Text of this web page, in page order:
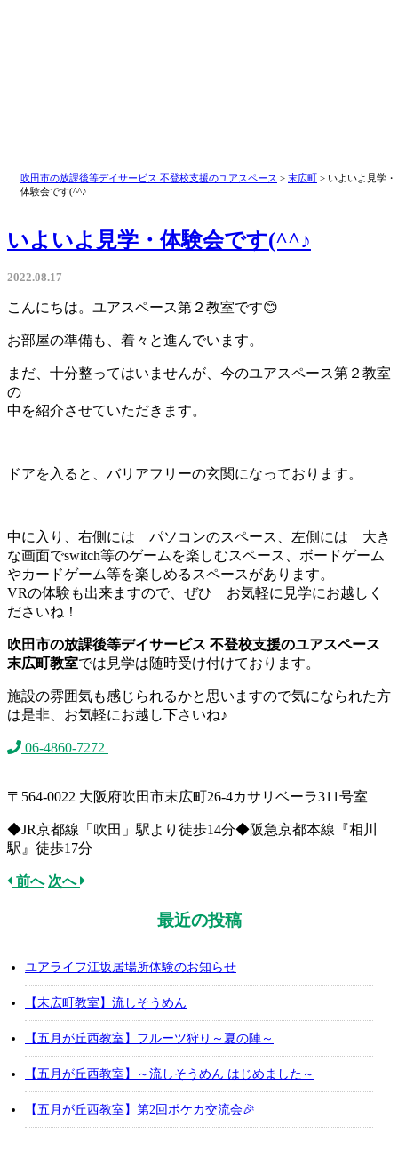
吹田市の放課後等デイサービス 不登校支援のユアスペース > 末広町 > いよいよ見学・
体験会です(^^♪
いよいよ見学・体験会です(^^♪
2022.08.17
こんにちは。ユアスペース第２教室です😊
お部屋の準備も、着々と進んでいます。
まだ、十分整ってはいませんが、今のユアスペース第２教室
の
中を紹介させていただきます。
ドアを入ると、バリアフリーの玄関になっております。
中に入り、右側には パソコンのスペース、左側には 大き
な画面でswitch等のゲームを楽しむスペース、ボードゲーム
やカードゲーム等を楽しめるスペースがあります。
VRの体験も出来ますので、ぜひ お気軽に見学にお越しく
ださいね！
吹田市の放課後等デイサービス 不登校支援のユアスペース
末広町教室では見学は随時受け付けております。
施設の雰囲気も感じられるかと思いますので気になられた方
は是非、お気軽にお越し下さいね♪
06-4860-7272
〒564-0022 大阪府吹田市末広町26-4カサリベーラ311号室
◆JR京都線「吹田」駅より徒歩14分◆阪急京都本線『相川
駅』徒歩17分
前へ 次へ
最近の投稿
ユアライフ江坂居場所体験のお知らせ
【末広町教室】流しそうめん
【五月が丘西教室】フルーツ狩り～夏の陣～
【五月が丘西教室】～流しそうめん はじめました～
【五月が丘西教室】第2回ポケカ交流会🎉